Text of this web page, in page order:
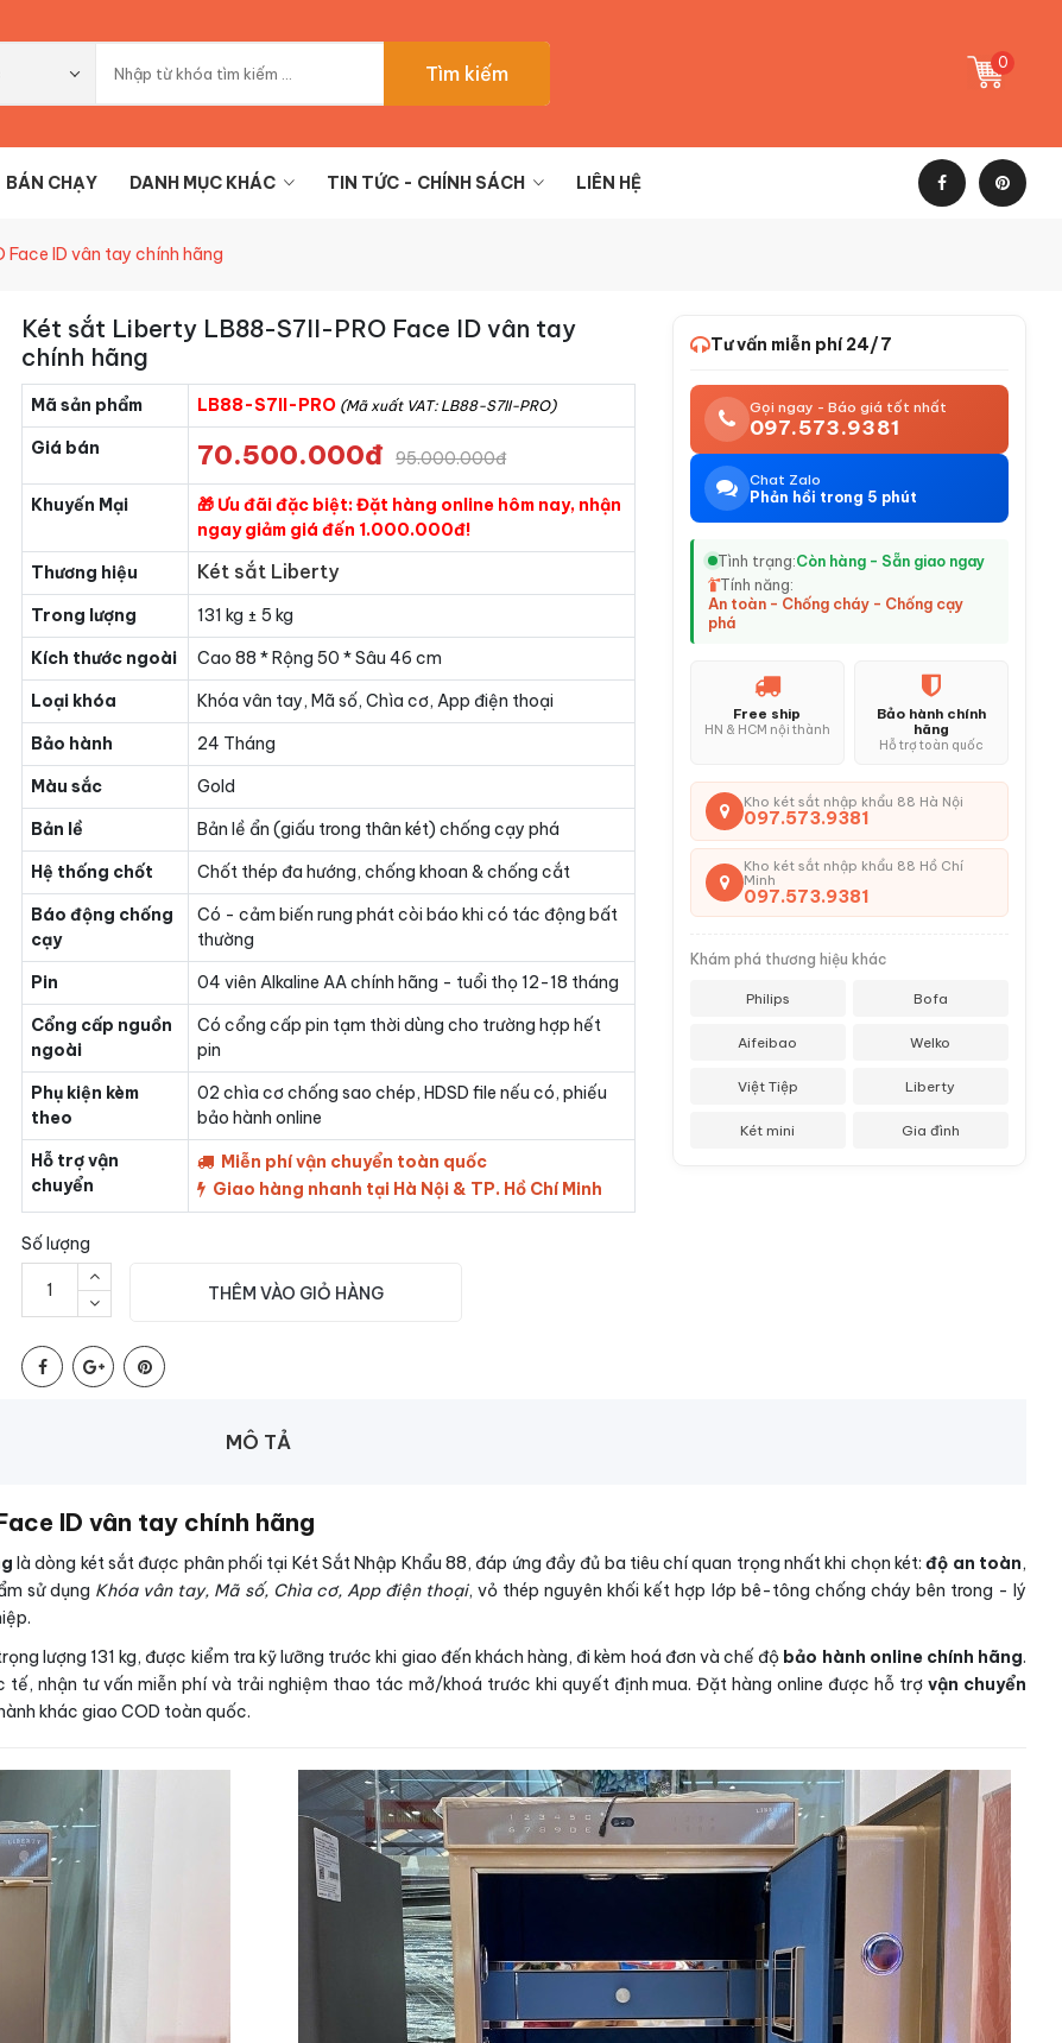
0
Tìm kiếm
BÁN CHẠY DANH MỤC KHÁC TIN TỨC - CHÍNH SÁCH LIÊN HỆ
ID vân tay chính hãng
Két sắt Liberty LB88-S7II-PRO Face ID vân tay
chính hãng
Mã sản phẩm LB88-S7II-PRO (Mã xuất VAT: LB88-S7II-PRO)
Giá bán 70.500.000đ 95.000.000đ
Khuyến Mại
🎁 Ưu đãi đặc biệt: Đặt hàng online hôm nay, nhận
ngay giảm giá đến 1.000.000đ!
Thương hiệu
Két sắt Liberty
Trong lượng
131 kg ± 5 kg
Kích thước ngoài
Cao 88 * Rộng 50 * Sâu 46 cm
Loại khóa
Khóa vân tay, Mã số, Chìa cơ, App điện thoại
Bảo hành
24 Tháng
Màu sắc
Gold
Bản lề
Bản lề ẩn (giấu trong thân két) chống cạy phá
Hệ thống chốt
Chốt thép đa hướng, chống khoan & chống cắt
Báo động chống
cạy
Có - cảm biến rung phát còi báo khi có tác động bất
thường
Pin
04 viên Alkaline AA chính hãng - tuổi thọ 12-18 tháng
Cổng cấp nguồn
ngoài
Có cổng cấp pin tạm thời dùng cho trường hợp hết
pin
Phụ kiện kèm
theo
02 chìa cơ chống sao chép, HDSD file nếu có, phiếu
bảo hành online
Hỗ trợ vận
chuyển
Miễn phí vận chuyển toàn quốc
Giao hàng nhanh tại Hà Nội & TP. Hồ Chí Minh
Số lượng
THÊM VÀO GIỎ HÀNG
Tư vấn miễn phí 24/7
Gọi ngay - Báo giá tốt nhất
097.573.9381
Chat Zalo
Phản hồi trong 5 phút
Tình trạng:Còn hàng - Sẵn giao ngay
Tính năng:
An toàn - Chống cháy - Chống cạy
phá
Free ship
HN & HCM nội thành
Bảo hành chính
hãng
Hỗ trợ toàn quốc
Kho két sắt nhập khẩu 88 Hà Nội
097.573.9381
Kho két sắt nhập khẩu 88 Hồ Chí
Minh
097.573.9381
Khám phá thương hiệu khác
Philips Bofa
Aifeibao Welko
Việt Tiệp Liberty
Két mini Gia đình
MÔ TẢ
ID vân tay chính hãng
là dòng két sắt được phân phối tại Két Sắt Nhập Khẩu 88, đáp ứng đầy đủ ba tiêu chí quan trọng nhất khi chọn két:độ an toàn,
sử dụng Khóa vân tay, Mã số, Chìa cơ, App điện thoại, vỏ thép nguyên khối kết hợp lớp bê-tông chống cháy bên trong - lý
lượng 131 kg, được kiểm tra kỹ lưỡng trước khi giao đến khách hàng, đi kèm hoá đơn và chế độ bảo hành online chính hãng.
nhận tư vấn miễn phí và trải nghiệm thao tác mở/khoá trước khi quyết định mua. Đặt hàng online được hỗ trợvận chuyển
khác giao COD toàn quốc.